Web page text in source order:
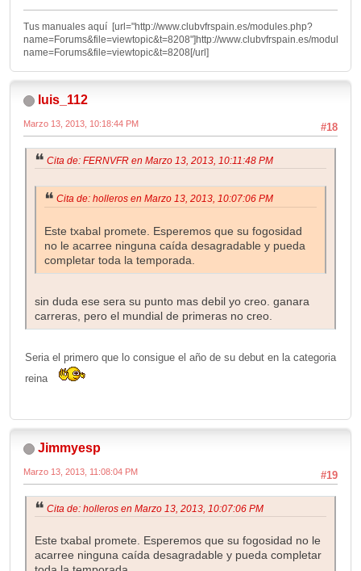
Tus manuales aquí [url="http://www.clubvfrspain.es/modules.php?
name=Forums&file=viewtopic&t=8208"]http://www.clubvfrspain.es/
name=Forums&file=viewtopic&t=8208[/url]
luis_112
#18
Marzo 13, 2013, 10:18:44 PM
Cita de: FERNVFR en Marzo 13, 2013, 10:11:48 PM
Cita de: holleros en Marzo 13, 2013, 10:07:06 PM
Este txabal promete. Esperemos que su fogosidad
no le acarree ninguna caída desagradable y pueda
completar toda la temporada.
sin duda ese sera su punto mas debil yo creo. ganara
carreras, pero el mundial de primeras no creo.
Seria el primero que lo consigue el año de su debut en la categoria
reina
Jimmyesp
#19
Marzo 13, 2013, 11:08:04 PM
Cita de: holleros en Marzo 13, 2013, 10:07:06 PM
Este txabal promete. Esperemos que su fogosidad no le
acarree ninguna caída desagradable y pueda completar